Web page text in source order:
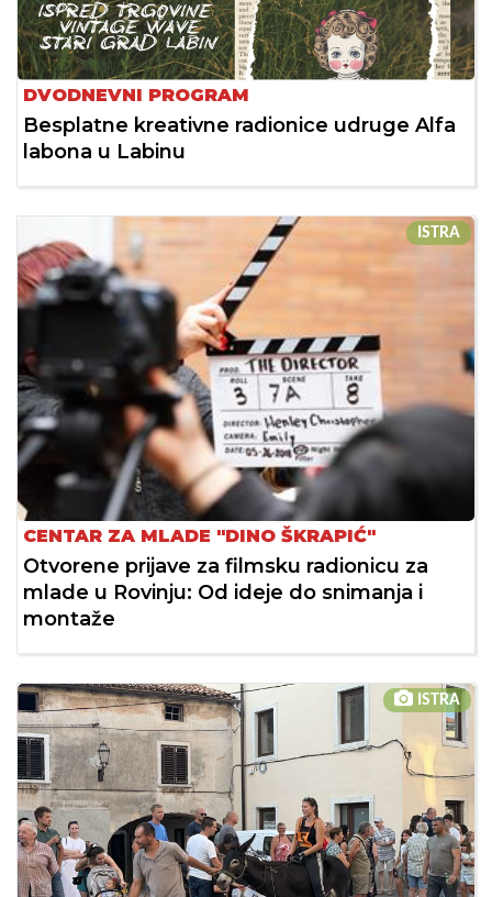
DVODNEVNI PROGRAM
Besplatne kreativne radionice udruge Alfa
labona u Labinu
ISTRA
CENTAR ZA MLADE "DINO ŠKRAPIĆ"
Otvorene prijave za filmsku radionicu za
mlade u Rovinju: Od ideje do snimanja i
montaže
ISTRA